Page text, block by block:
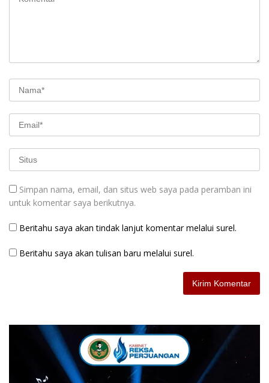
Simpan nama, email, dan situs web saya pada peramban ini
untuk komentar saya berikutnya.
Beritahu saya akan tindak lanjut komentar melalui surel.
Beritahu saya akan tulisan baru melalui surel.